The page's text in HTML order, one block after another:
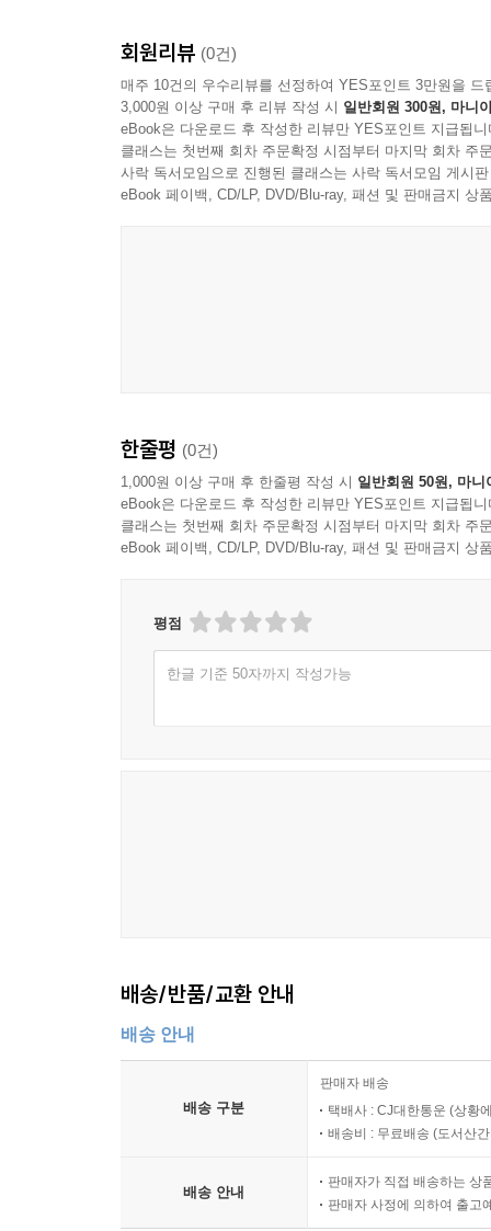
회원리뷰 (0건)
매주 10건의 우수리뷰를 선정하여 YES포인트 3만원을 드
3,000원 이상 구매 후 리뷰 작성 시 일반회원 300원, 마니
eBook은 다운로드 후 작성한 리뷰만 YES포인트 지급됩니
클래스는 첫번째 회차 주문확정 시점부터 마지막 회차 주
사락 독서모임으로 진행된 클래스는 사락 독서모임 게시
eBook 페이백, CD/LP, DVD/Blu-ray, 패션 및 판매금지 상
한줄평 (0건)
1,000원 이상 구매 후 한줄평 작성 시 일반회원 50원, 마니
eBook은 다운로드 후 작성한 리뷰만 YES포인트 지급됩니
클래스는 첫번째 회차 주문확정 시점부터 마지막 회차 주
eBook 페이백, CD/LP, DVD/Blu-ray, 패션 및 판매금지 상
평점
한글 기준 50자까지 작성가능
배송/반품/교환 안내
배송 안내
배송 구분
판매자 배송
택배사 : CJ대한통운 (상황
배송비 : 무료배송 (도서산
배송 안내
판매자가 직접 배송하는 상
판매자 사정에 의하여 출고